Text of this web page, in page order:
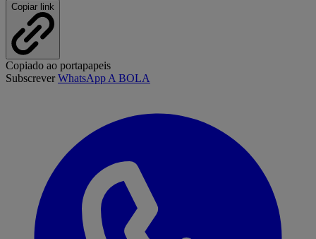
Copiar link
Copiado ao portapapeis
SubscreverWhatsApp A BOLA